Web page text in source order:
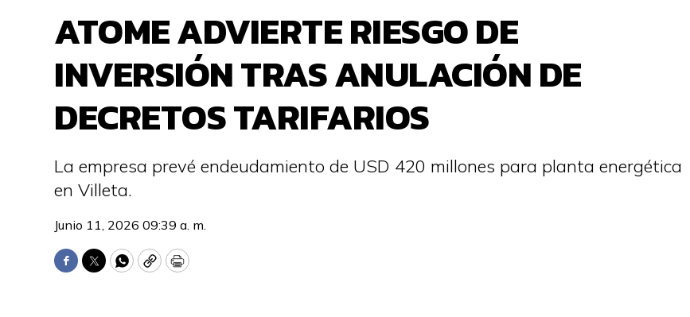
ATOME ADVIERTE RIESGO DE
INVERSIÓN TRAS ANULACIÓN DE
DECRETOS TARIFARIOS
La empresa prevé endeudamiento de USD 420 millones para planta energética
en Villeta.
Junio 11, 2026 09:39 a. m.
Facebook
TwitterWhatsApp
CopyPrint